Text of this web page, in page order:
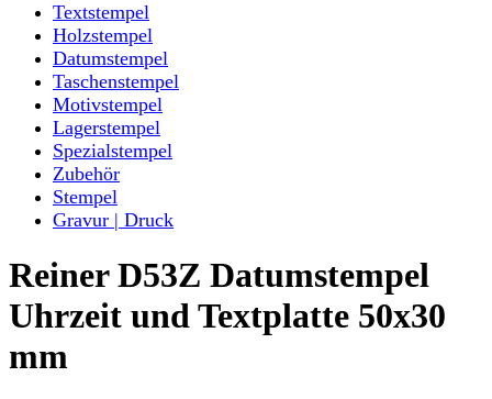
Textstempel
Holzstempel
Datumstempel
Taschenstempel
Motivstempel
Lagerstempel
Spezialstempel
Zubehör
Stempel
Gravur | Druck
Reiner D53Z Datumstempel
Uhrzeit und Textplatte 50x30
mm